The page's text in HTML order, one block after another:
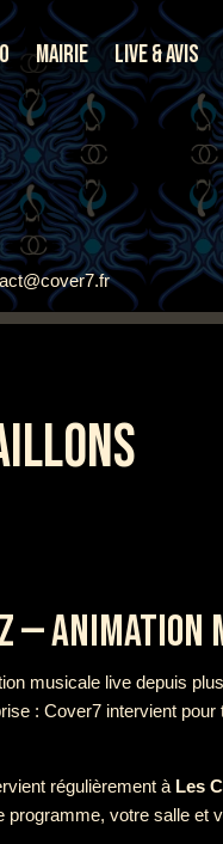
Mairie Live & Avis
— ANIMATION
musicale live depuis
: Cover7 intervient
régulièrement à Les
programme, votre salle et